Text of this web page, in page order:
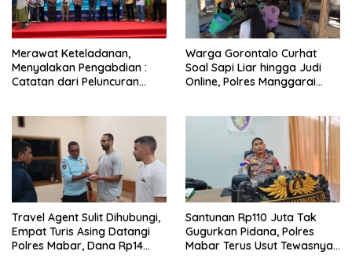
Merawat Keteladanan,
Menyalakan Pengabdian :
Catatan dari Peluncuran
Warga Gorontalo Curhat
Soal Sapi Liar hingga Judi
Online, Polres Manggarai
Travel Agent Sulit Dihubungi,
Empat Turis Asing Datangi
Polres Mabar, Dana Rp14
Santunan Rp110 Juta Tak
Gugurkan Pidana, Polres
Mabar Terus Usut Tewasnya